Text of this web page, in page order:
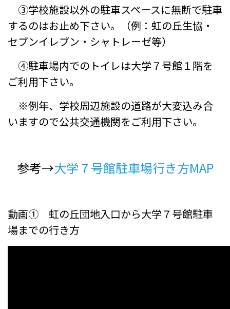
③学校施設以外の駐車スペースに無断で駐車
するのはお止め下さい。（例：虹の丘生協・
セブンイレブン・シャトレーゼ等）
④駐車場内でのトイレは大学７号館１階を
ご利用下さい。
※例年、学校周辺施設の道路が大変込み合
いますので公共交通機関をご利用下さい。
参考→大学７号館駐車場行き方MAP
動画① 虹の丘団地入口から大学７号館駐車
場までの行き方